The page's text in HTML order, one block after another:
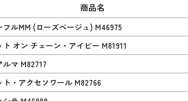
商品名
ルMM (ローズベージュ) M46975
オン チェーン・アイビー M81911
マ M82717
・アクセソワール M82766